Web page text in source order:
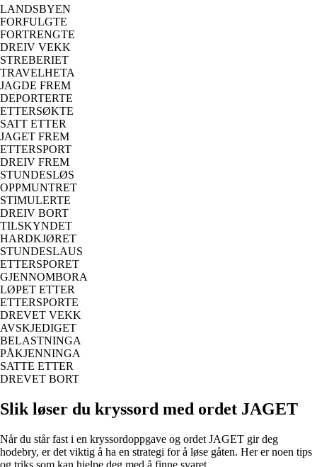
LANDSBYEN
FORFULGTE
FORTRENGTE
DREIV VEKK
STREBERIET
TRAVELHETA
JAGDE FREM
DEPORTERTE
ETTERSØKTE
SATT ETTER
JAGET FREM
ETTERSPORT
DREIV FREM
STUNDESLØS
OPPMUNTRET
STIMULERTE
DREIV BORT
TILSKYNDET
HARDKJØRET
STUNDESLAUS
ETTERSPORET
GJENNOMBORA
LØPET ETTER
ETTERSPORTE
DREVET VEKK
AVSKJEDIGET
BELASTNINGA
PÅKJENNINGA
SATTE ETTER
DREVET BORT
Slik løser du kryssord med ordet JAGET
Når du står fast i en kryssordoppgave og ordet JAGET gir deg
hodebry, er det viktig å ha en strategi for å løse gåten. Her er noen tips
og triks som kan hjelpe deg med å finne svaret.